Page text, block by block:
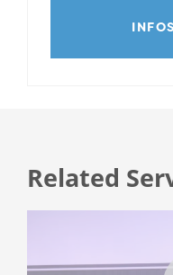
Related